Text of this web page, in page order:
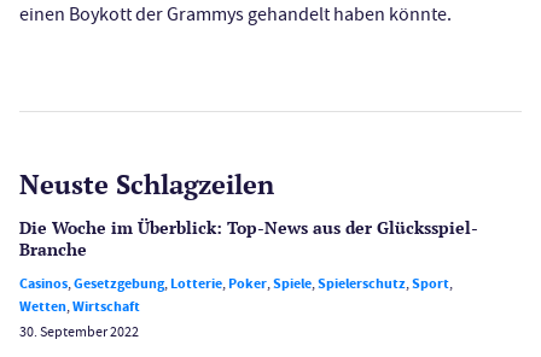
einen Boykott der Grammys gehandelt haben könnte.
Neuste Schlagzeilen
Die Woche im Überblick: Top-News aus der Glücksspiel-
Branche
Casinos,Gesetzgebung,Lotterie,Poker,Spiele,Spielerschutz,Sport,
Wetten,Wirtschaft
30. September 2022